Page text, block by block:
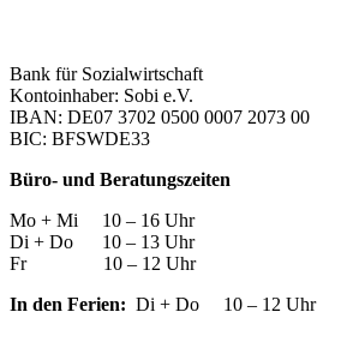
Bank für Sozialwirtschaft
Kontoinhaber: Sobi e.V.
IBAN: DE07 3702 0500 0007 2073 00
BIC: BFSWDE33
Büro- und Beratungszeiten
Mo + Mi 10 – 16 Uhr
Di + Do 10 – 13 Uhr
Fr 10 – 12 Uhr
In den Ferien: Di + Do 10 – 12 Uhr